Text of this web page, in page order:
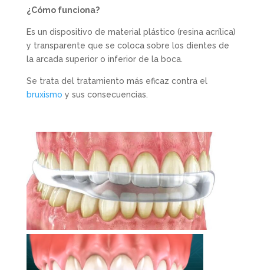
¿Cómo funciona?
Es un dispositivo de material plástico (resina acrílica)
y transparente que se coloca sobre los dientes de
la arcada superior o inferior de la boca.
Se trata del tratamiento más eficaz contra el
bruxismo y sus consecuencias.